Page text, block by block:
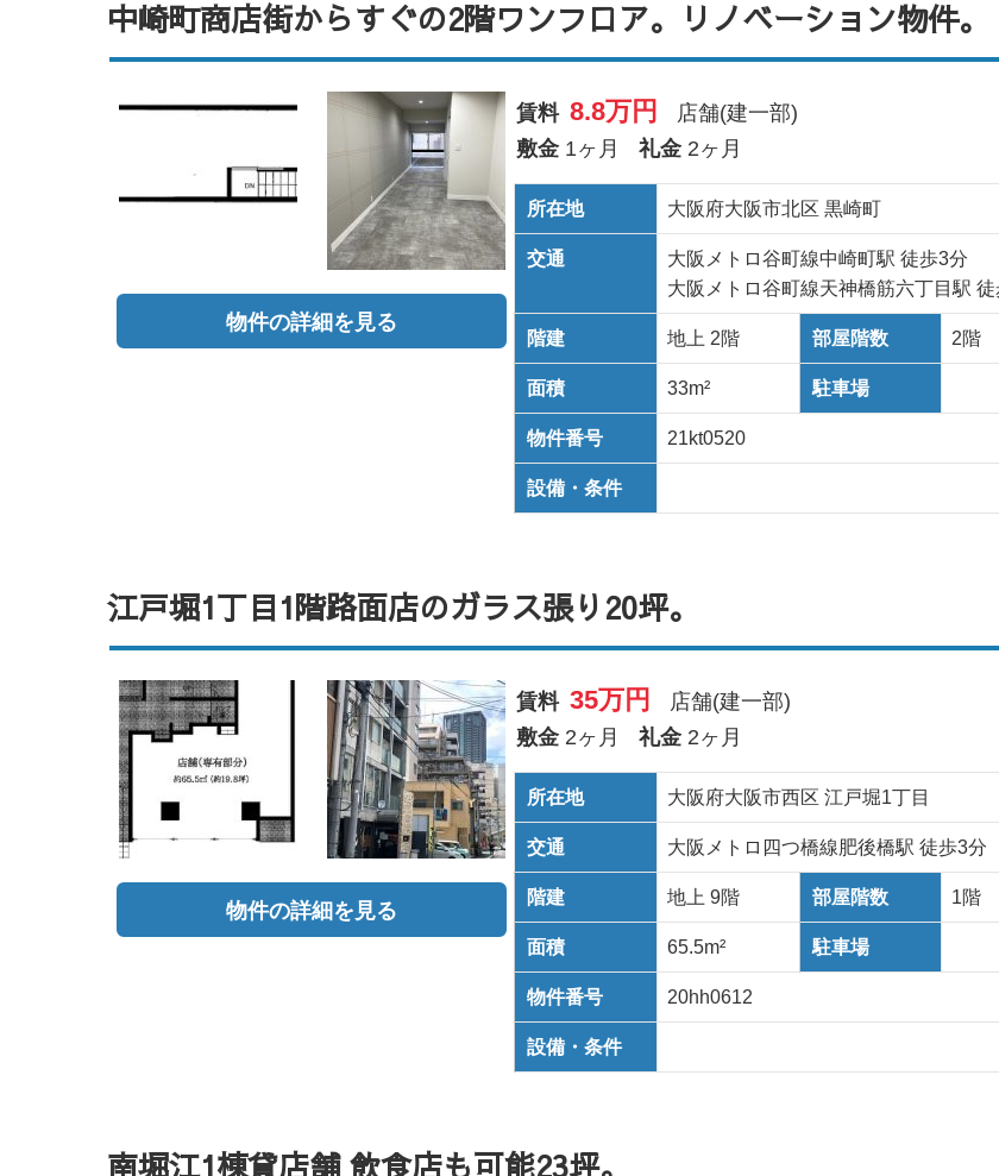
中崎町商店街からすぐの2階ワンフロア。リノベーション物件。
物件の詳細を見る
賃料 8.8万円
店舗(建一部)
敷金 1ヶ月 礼金 2ヶ月
所在地 大阪府大阪市北区 黒崎町
交通
大阪メトロ谷町線中崎町駅 徒歩3分
大阪メトロ谷町線天神橋筋六丁目駅 徒
階建 地上 2階 部屋階数 2階
面積 33m² 駐車場
物件番号 21kt0520
設備・条件
江戸堀1丁目1階路面店のガラス張り20坪。
物件の詳細を見る
賃料 35万円
店舗(建一部)
敷金 2ヶ月 礼金 2ヶ月
所在地 大阪府大阪市西区 江戸堀1丁目
交通 大阪メトロ四つ橋線肥後橋駅 徒歩3分
階建 地上 9階 部屋階数 1階
面積 65.5m² 駐車場
物件番号 20hh0612
設備・条件
南堀江1棟貸店舗 飲食店も可能23坪。